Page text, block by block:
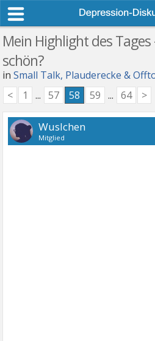
Mein Highlight des
schön?
inSmall Talk, Plauderecke &
< 1 ... 57 58 59 ... 64 >
Wuslchen
Mitglied